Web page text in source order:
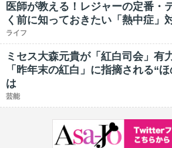
医師が教える！レジャーの定番・
く前に知っておきたい「熱中症」
ライフ
ミセス大森元貴が「紅白司会」有
「昨年末の紅白」に指摘される“
は
芸能